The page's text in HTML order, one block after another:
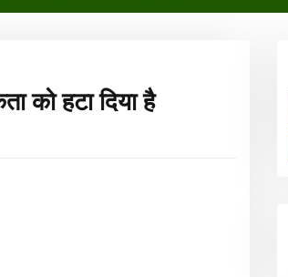
को हटा दिया है